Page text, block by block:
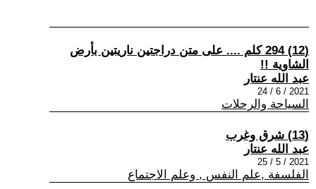
(12) 294 كلم .... على متن دراجتين ناريتين بأرض
الشاوية !!
عبد الله عنتار
2021 / 6 / 24
السياحة والرحلات
(13) شرق وغرب
عبد الله عنتار
2021 / 5 / 25
الفلسفة ,علم النفس , وعلم الاجتماع